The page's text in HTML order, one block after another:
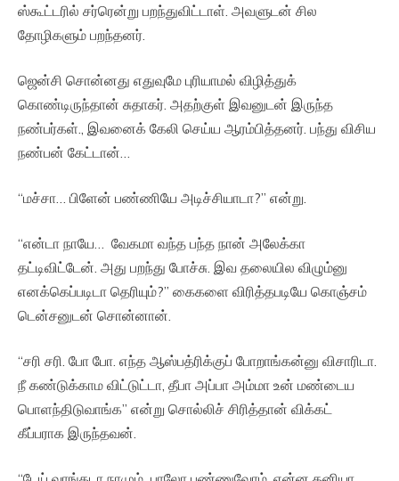
ஸ்கூட்டரில் சர்ரென்று பறந்துவிட்டாள். அவளுடன் சில
தோழிகளும் பறந்தனர்.
ஜென்சி சொன்னது எதுவுமே புரியாமல் விழித்துக்
கொண்டிருந்தான் சுதாகர். அதற்குள் இவனுடன் இருந்த
நண்பர்கள்., இவனைக் கேலி செய்ய ஆரம்பித்தனர். பந்து விசிய
நண்பன் கேட்டான்…
“மச்சா… பிளேன் பண்ணியே அடிச்சியாடா?” என்று.
“என்டா நாயே… வேகமா வந்த பந்த நான் அலேக்கா
தட்டிவிட்டேன். அது பறந்து போச்சு. இவ தலையில விழும்னு
எனக்கெப்படிடா தெரியும்?” கைகளை விரித்தபடியே கொஞ்சம்
டென்சனுடன் சொன்னான்.
“சரி சரி. போ போ. எந்த ஆஸ்பத்ரிக்குப் போறாங்கன்னு விசாரிடா.
நீ கண்டுக்காம விட்டுட்டா, தீபா அப்பா அம்மா உன் மண்டைய
பொளந்திடுவாங்க” என்று சொல்லிச் சிரித்தான் விக்கட்
கீப்பராக இருந்தவன்.